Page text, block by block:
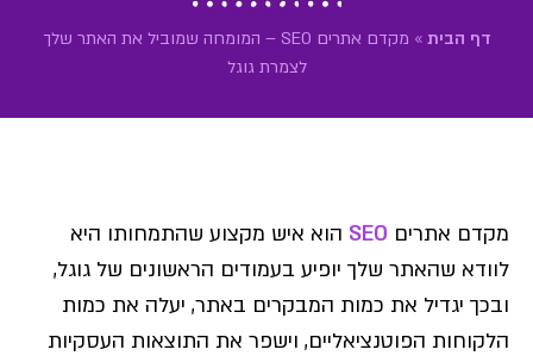
דף הבית »
מקדם אתרים SEO – המומחה שמוביל את האתר שלך
לצמרת גוגל
מקדם אתרים SEO הוא איש מקצוע שהתמחותו היא
לוודא שהאתר שלך יופיע בעמודים הראשונים של גוגל,
ובכך יגדיל את כמות המבקרים באתר, יעלה את כמות
הלקוחות הפוטנציאליים, וישפר את התוצאות העסקיות